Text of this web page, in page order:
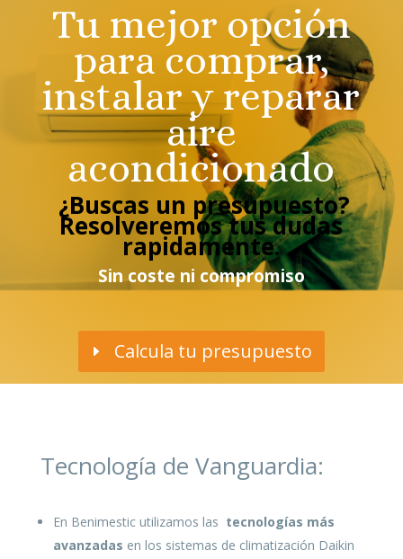
Tu mejor opción
para comprar,
instalar y reparar
aire
acondicionado
¿Buscas un presupuesto?
Resolveremos tus dudas
rapidamente.
Sin coste ni compromiso
Calcula tu presupuesto
Tecnología de Vanguardia:
En Benimestic utilizamos las tecnologías más
avanzadas en los sistemas de climatización Daikin